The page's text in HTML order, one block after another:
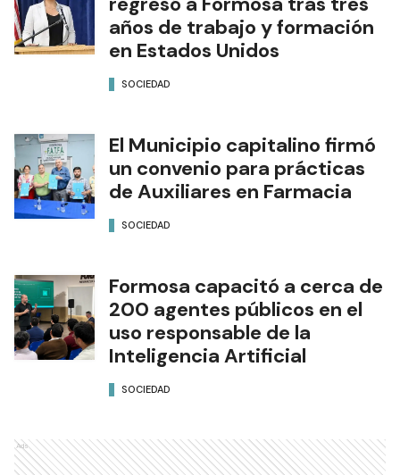
años de trabajo y formación
en Estados Unidos
SOCIEDAD
El Municipio capitalino firmó
un convenio para prácticas
de Auxiliares en Farmacia
SOCIEDAD
Formosa capacitó a cerca de
200 agentes públicos en el
uso responsable de la
Inteligencia Artificial
SOCIEDAD
Ads